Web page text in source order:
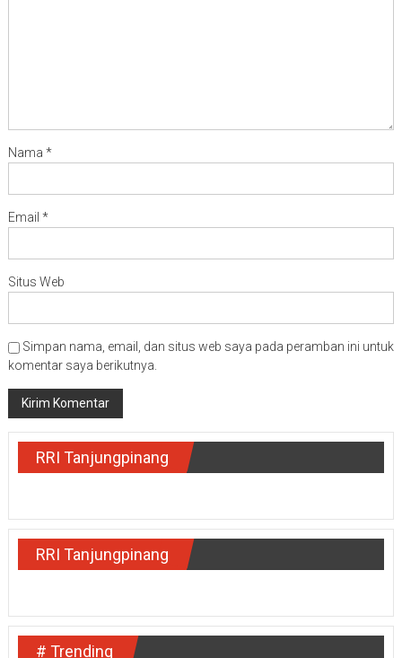
Nama *
Email *
Situs Web
Simpan nama, email, dan situs web saya pada peramban ini untuk
komentar saya berikutnya.
RRI Tanjungpinang
RRI Tanjungpinang
# Trending